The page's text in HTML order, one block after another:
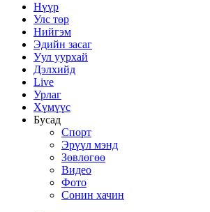
Нүүр
Улс төр
Нийгэм
Эдийн засаг
Уул уурхай
Дэлхийд
Live
Урлаг
Хүмүүс
Бусад
Спорт
Эрүүл мэнд
Зөвлөгөө
Видео
Фото
Сонин хачин